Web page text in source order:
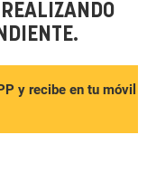
y recibe en tu móvil